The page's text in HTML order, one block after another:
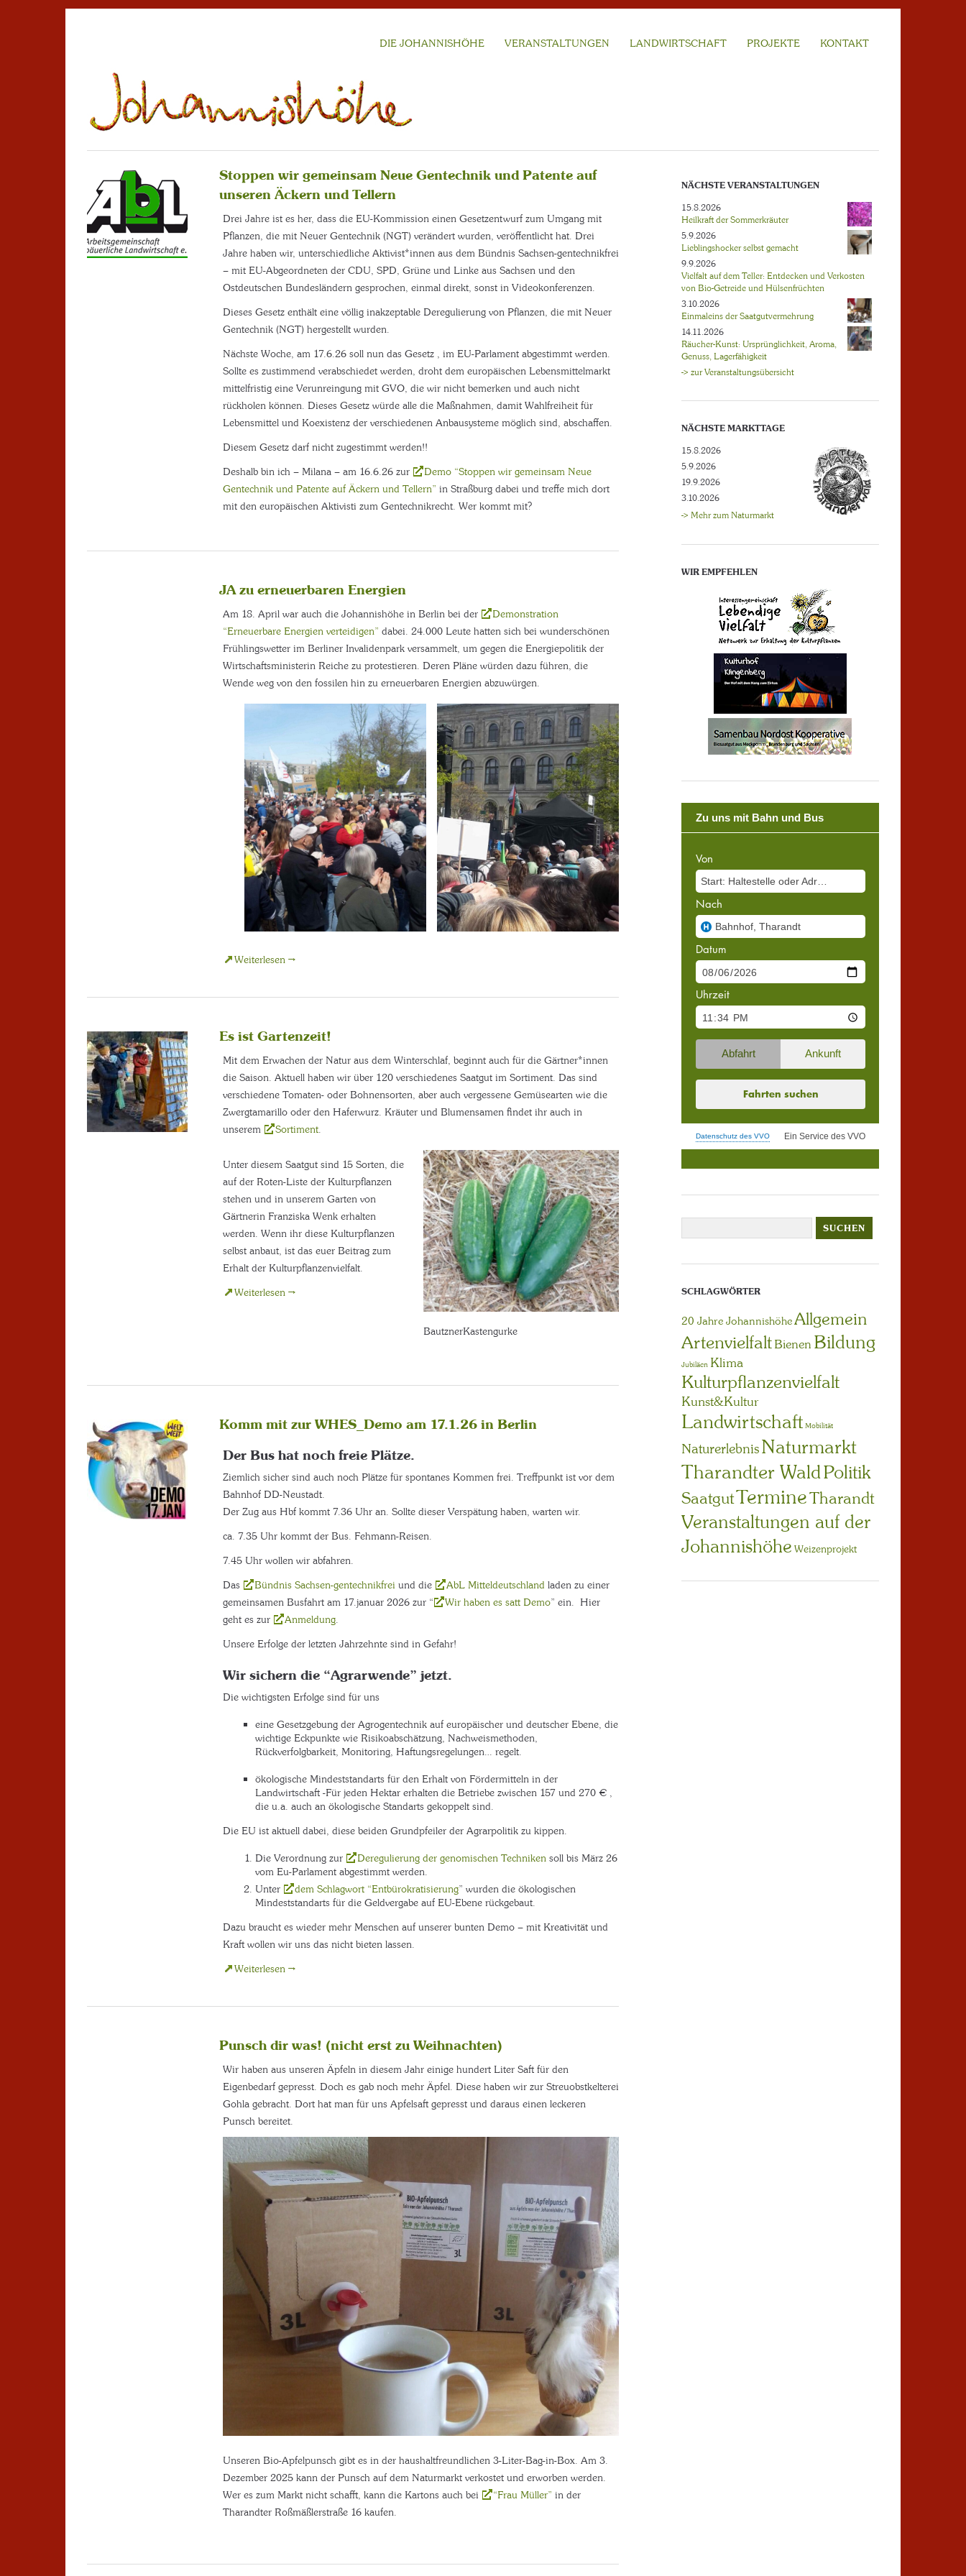
DIE JOHANNISHÖHE VERANSTALTUNGEN LANDWIRTSCHAFT PROJEKTE KONTAKT
Stoppen wir gemeinsam Neue Gentechnik und Patente auf
unseren Äckern und Tellern
Drei Jahre ist es her, dass die EU-Kommission einen Gesetzentwurf zum Umgang mit
Pflanzen, die mit Neuer Gentechnik (NGT) verändert wurden, veröffentlicht hat. Drei
Jahre haben wir, unterschiedliche Aktivist*innen aus dem Bündnis Sachsen-gentechnikfrei
– mit EU-Abgeordneten der CDU, SPD, Grüne und Linke aus Sachsen und den
Ostdeutschen Bundesländern gesprochen, einmal direkt, sonst in Videokonferenzen.
Dieses Gesetz enthält eine völlig inakzeptable Deregulierung von Pflanzen, die mit Neuer
Gentechnik (NGT) hergestellt wurden.
Nächste Woche, am 17.6.26 soll nun das Gesetz , im EU-Parlament abgestimmt werden.
Sollte es zustimmend verabschiedet werden, droht dem europäischen Lebensmittelmarkt
mittelfristig eine Verunreingung mit GVO, die wir nicht bemerken und auch nicht
rückholen können. Dieses Gesetz würde alle die Maßnahmen, damit Wahlfreiheit für
Lebensmittel und Koexistenz der verschiedenen Anbausysteme möglich sind, abschaffen.
Diesem Gesetz darf nicht zugestimmt werden!!
Deshalb bin ich – Milana – am 16.6.26 zur
Demo “Stoppen wir gemeinsam Neue
Gentechnik und Patente auf Äckern und Tellern” in Straßburg dabei und treffe mich dort
mit den europäischen Aktivisti zum Gentechnikrecht. Wer kommt mit?
JA zu erneuerbaren Energien
Am 18. April war auch die Johannishöhe in Berlin bei der
Demonstration
“Erneuerbare Energien verteidigen” dabei. 24.000 Leute hatten sich bei wunderschönen
Frühlingswetter im Berliner Invalidenpark versammelt, um gegen die Energiepolitik der
Wirtschaftsministerin Reiche zu protestieren. Deren Pläne würden dazu führen, die
Wende weg von den fossilen hin zu erneuerbaren Energien abzuwürgen.
Weiterlesen →
Es ist Gartenzeit!
Mit dem Erwachen der Natur aus dem Winterschlaf, beginnt auch für die Gärtner*innen
die Saison. Aktuell haben wir über 120 verschiedenes Saatgut im Sortiment. Das sind
verschiedene Tomaten- oder Bohnensorten, aber auch vergessene Gemüsearten wie die
Zwergtamarillo oder den Haferwurz. Kräuter und Blumensamen findet ihr auch in
unserem
Sortiment.
BautznerKastengurke
Unter diesem Saatgut sind 15 Sorten, die
auf der Roten-Liste der Kulturpflanzen
stehen und in unserem Garten von
Gärtnerin Franziska Wenk erhalten
werden. Wenn ihr diese Kulturpflanzen
selbst anbaut, ist das euer Beitrag zum
Erhalt der Kulturpflanzenvielfalt.
Weiterlesen →
Komm mit zur WHES_Demo am 17.1.26 in Berlin
Der Bus hat noch freie Plätze.
Ziemlich sicher sind auch noch Plätze für spontanes Kommen frei. Treffpunkt ist vor dem
Bahnhof DD-Neustadt.
Der Zug aus Hbf kommt 7.36 Uhr an. Sollte dieser Verspätung haben, warten wir.
ca. 7.35 Uhr kommt der Bus. Fehmann-Reisen.
7.45 Uhr wollen wir abfahren.
Das
Bündnis Sachsen-gentechnikfrei und die AbL Mitteldeutschland laden zu einer
gemeinsamen Busfahrt am 17.januar 2026 zur “
Wir haben es satt Demo” ein. Hier
geht es zur
Anmeldung.
Unsere Erfolge der letzten Jahrzehnte sind in Gefahr!
Wir sichern die “Agrarwende” jetzt.
Die wichtigsten Erfolge sind für uns
eine Gesetzgebung der Agrogentechnik auf europäischer und deutscher Ebene, die
wichtige Eckpunkte wie Risikoabschätzung, Nachweismethoden,
Rückverfolgbarkeit, Monitoring, Haftungsregelungen… regelt.
ökologische Mindeststandarts für den Erhalt von Fördermitteln in der
Landwirtschaft -Für jeden Hektar erhalten die Betriebe zwischen 157 und 270 € ,
die u.a. auch an ökologische Standarts gekoppelt sind.
Die EU ist aktuell dabei, diese beiden Grundpfeiler der Agrarpolitik zu kippen.
Die Verordnung zur Deregulierung der genomischen Technikensoll bis März 26
vom Eu-Parlament abgestimmt werden.
Unter
dem Schlagwort “Entbürokratisierung” wurden die ökologischen
Mindeststandarts für die Geldvergabe auf EU-Ebene rückgebaut.
Dazu braucht es wieder mehr Menschen auf unserer bunten Demo – mit Kreativität und
Kraft wollen wir uns das nicht bieten lassen.
Weiterlesen →
Punsch dir was! (nicht erst zu Weihnachten)
Wir haben aus unseren Äpfeln in diesem Jahr einige hundert Liter Saft für den
Eigenbedarf gepresst. Doch es gab noch mehr Äpfel. Diese haben wir zur Streuobstkelterei
Gohla gebracht. Dort hat man für uns Apfelsaft gepresst und daraus einen leckeren
Punsch bereitet.
Unseren Bio-Apfelpunsch gibt es in der haushaltfreundlichen 3-Liter-Bag-in-Box. Am 3.
Dezember 2025 kann der Punsch auf dem Naturmarkt verkostet und erworben werden.
Wer es zum Markt nicht schafft, kann die Kartons auch bei
“Frau Müller” in der
Tharandter Roßmäßlerstraße 16 kaufen.
NÄCHSTE VERANSTALTUNGEN
15.8.2026
Heilkraft der Sommerkräuter
5.9.2026
Lieblingshocker selbst gemacht
9.9.2026
Vielfalt auf dem Teller: Entdecken und Verkosten
von Bio-Getreide und Hülsenfrüchten
3.10.2026
Einmaleins der Saatgutvermehrung
14.11.2026
Räucher-Kunst: Ursprünglichkeit, Aroma,
Genuss, Lagerfähigkeit
-> zur Veranstaltungsübersicht
NÄCHSTE MARKTTAGE
15.8.2026
5.9.2026
19.9.2026
3.10.2026
-> Mehr zum Naturmarkt
WIR EMPFEHLEN
SCHLAGWÖRTER
20 Jahre JohannishöheAllgemein
Artenvielfalt Bienen Bildung
Jubiläen Klima
Kulturpflanzenvielfalt
Kunst&Kultur
Landwirtschaft Mobilität
NaturerlebnisNaturmarkt
Tharandter WaldPolitik
SaatgutTermineTharandt
Veranstaltungen auf der
Johannishöhe Weizenprojekt